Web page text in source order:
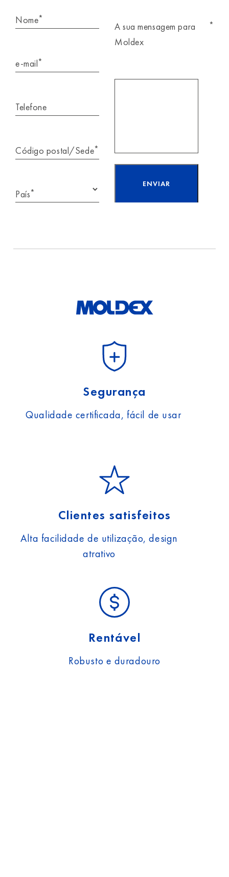
Nome*
e-mail*
Telefone
Código postal/Sede*
País*
A sua mensagem para
Moldex
*
Segurança
Qualidade certificada, fácil de usar
Clientes satisfeitos
Alta facilidade de utilização, design
atrativo
Rentável
Robusto e duradouro